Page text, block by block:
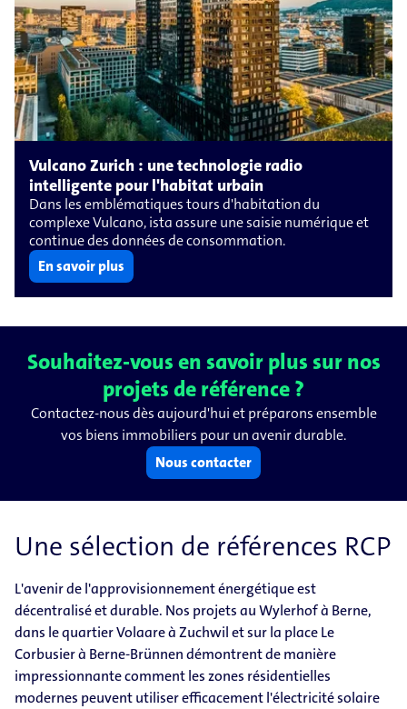
Vulcano Zurich : une technologie radio
intelligente pour l'habitat urbain
Dans les emblématiques tours d'habitation du
complexe Vulcano, ista assure une saisie numérique et
continue des données de consommation.
En savoir plus
Souhaitez-vous en savoir plus sur nos
projets de référence ?
Contactez-nous dès aujourd'hui et préparons ensemble
vos biens immobiliers pour un avenir durable.
Nous contacter
Une sélection de références RCP
L'avenir de l'approvisionnement énergétique est
décentralisé et durable. Nos projets au Wylerhof à Berne,
dans le quartier Volaare à Zuchwil et sur la place Le
Corbusier à Berne-Brünnen démontrent de manière
impressionnante comment les zones résidentielles
modernes peuvent utiliser efficacement l'électricité solaire